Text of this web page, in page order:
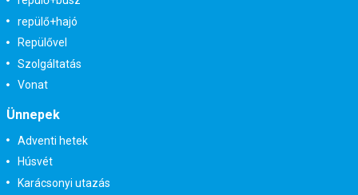
repülő+hajó
Repülővel
Szolgáltatás
Vonat
Ünnepek
Adventi hetek
Húsvét
Karácsonyi utazás